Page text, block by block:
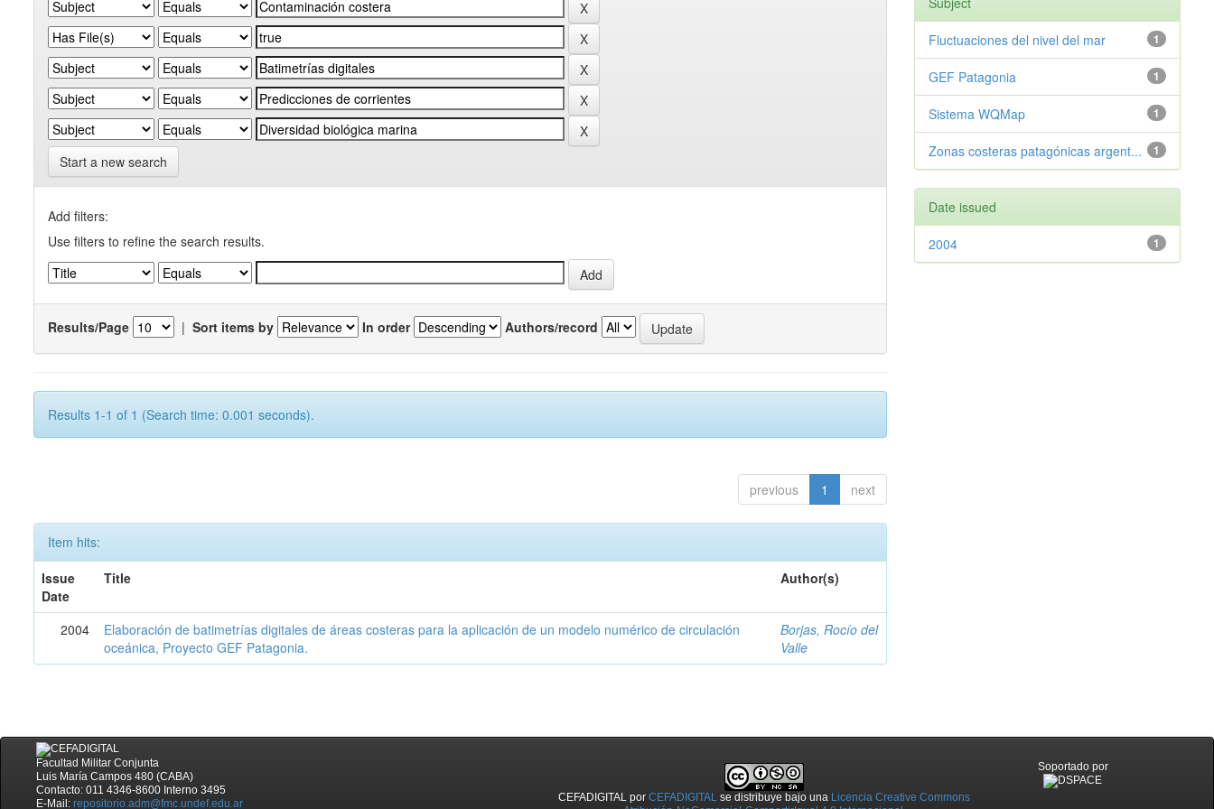
Start a new search
Add filters:
Use filters to refine the search results.
Results/Page | Sort items by In order Authors/record
Results 1-1 of 1 (Search time: 0.001 seconds).
previous 1 next
Item hits:
Issue
Date
Title Author(s)
2004
Elaboración de batimetrías digitales de áreas costeras para la aplicación de un modelo numérico de circulación
oceánica, Proyecto GEF Patagonia.
Borjas, Rocío del
Valle
1
Fluctuaciones del nivel del mar
1
GEF Patagonia
1
Sistema WQMap
1
Zonas costeras patagónicas argent...
Date issued
1
2004
Facultad Militar Conjunta
Luis María Campos 480 (CABA)
Contacto: 011 4346-8600 Interno 3495
E-Mail: repositorio.adm@fmc.undef.edu.ar CEFADIGITAL porCEFADIGITAL se distribuye bajo una Licencia Creative Commons
Soportado por